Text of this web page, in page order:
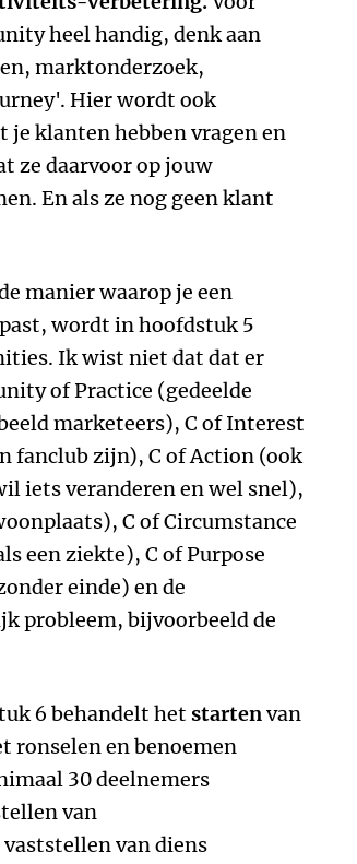
heel handig, denk aan
marktonderzoek,
Hier wordt ook
je klanten hebben vragen en
ze daarvoor op jouw
En als ze nog geen klant
manier waarop je een
wordt in hoofdstuk 5
Ik wist niet dat dat er
of Practice (gedeelde
marketeers), C of Interest
fanclub zijn), C of Action (ook
iets veranderen en wel snel),
C of Circumstance
een ziekte), C of Purpose
einde) en de
probleem, bijvoorbeeld de
6 behandelt het startenvan
ronselen en benoemen
30 deelnemers
van
van diens